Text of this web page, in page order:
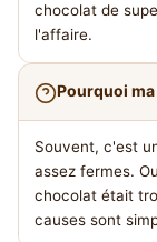
chocolat de
l'affaire.
Pourquoi
Souvent, c'est
assez fermes.
chocolat était
causes sont